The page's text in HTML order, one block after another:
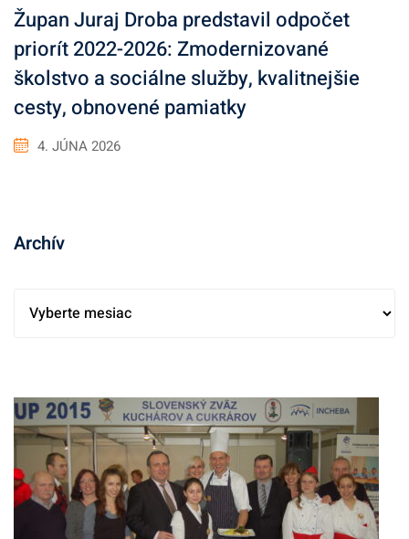
Župan Juraj Droba predstavil odpočet
priorít 2022-2026: Zmodernizované
školstvo a sociálne služby, kvalitnejšie
cesty, obnovené pamiatky
4. JÚNA 2026
Archív
í
v